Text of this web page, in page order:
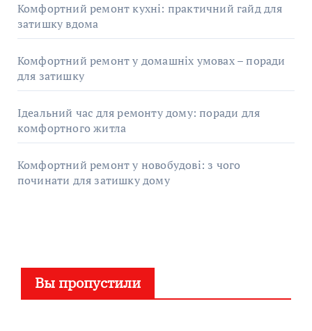
Комфортний ремонт кухні: практичний гайд для
затишку вдома
Комфортний ремонт у домашніх умовах – поради
для затишку
Ідеальний час для ремонту дому: поради для
комфортного житла
Комфортний ремонт у новобудові: з чого
починати для затишку дому
Вы пропустили